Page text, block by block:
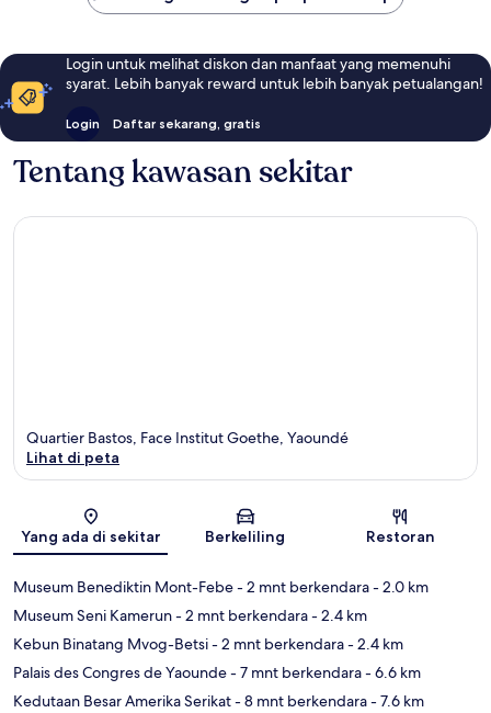
Login untuk melihat diskon dan manfaat yang memenuhi
syarat. Lebih banyak reward untuk lebih banyak petualangan!
Login Daftar sekarang, gratis
Tentang kawasan sekitar
Peta
Quartier Bastos, Face Institut Goethe, Yaoundé
Lihat di peta
Yang ada di sekitar Berkeliling Restoran
Museum Benediktin Mont-Febe- 2 mnt berkendara- 2.0 km
Museum Seni Kamerun- 2 mnt berkendara- 2.4 km
Kebun Binatang Mvog-Betsi- 2 mnt berkendara- 2.4 km
Palais des Congres de Yaounde- 7 mnt berkendara- 6.6 km
Kedutaan Besar Amerika Serikat- 8 mnt berkendara- 7.6 km